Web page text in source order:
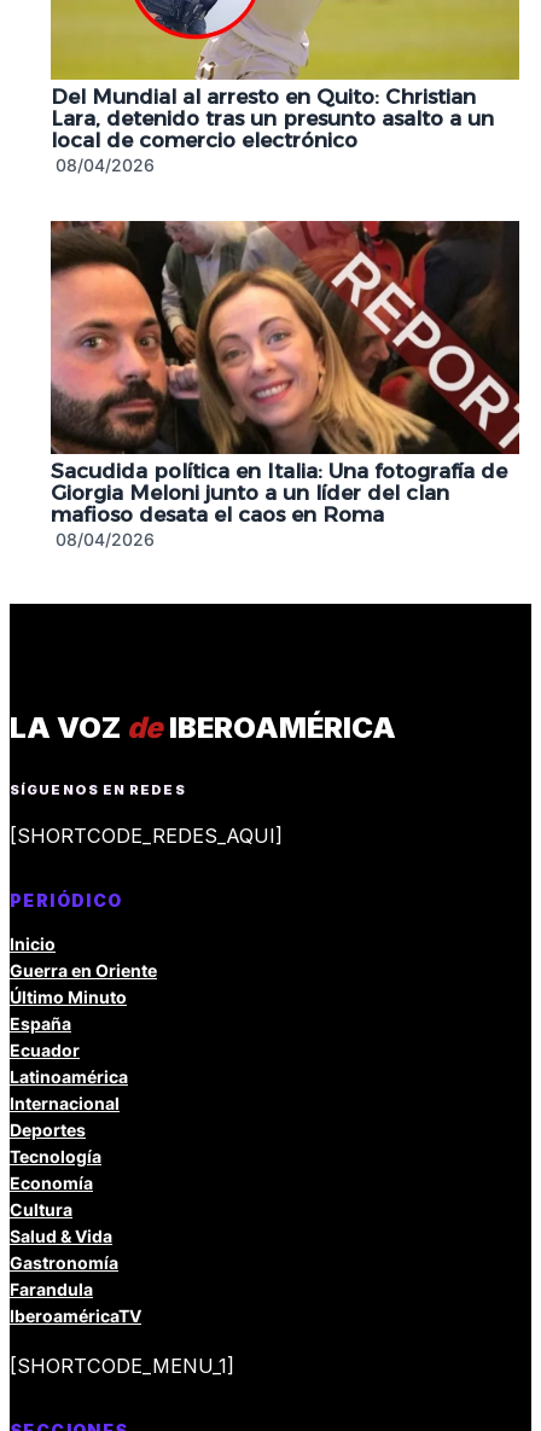
Del Mundial al arresto en Quito: Christian
Lara, detenido tras un presunto asalto a un
local de comercio electrónico
08/04/2026
Sacudida política en Italia: Una fotografía de
Giorgia Meloni junto a un líder del clan
mafioso desata el caos en Roma
08/04/2026
LA VOZ deIBEROAMÉRICA
SÍGUENOS EN REDES
[SHORTCODE_REDES_AQUI]
PERIÓDICO
Inicio
Guerra en Oriente
Último Minuto
España
Ecuador
Latinoamérica
Internacional
Deportes
Tecnología
Economía
Cultura
Salud & Vida
Gastronomía
Farandula
IberoaméricaTV
[SHORTCODE_MENU_1]